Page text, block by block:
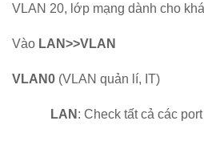
VLAN 20, lớp mạng dành cho
Vào LAN>>VLAN
VLAN0 (VLAN quản lí, IT)
LAN : Check tất cả các port